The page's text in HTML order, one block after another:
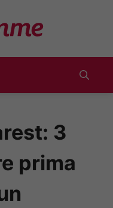
3
prima